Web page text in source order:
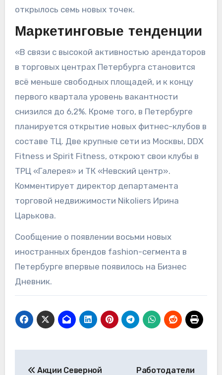
открылось семь новых точек.
Маркетинговые тенденции
«В связи с высокой активностью арендаторов
в торговых центрах Петербурга становится
всё меньше свободных площадей, и к концу
первого квартала уровень вакантности
снизился до 6,2%. Кроме того, в Петербурге
планируется открытие новых фитнес-клубов в
составе ТЦ. Две крупные сети из Москвы, DDX
Fitness и Spirit Fitness, откроют свои клубы в
ТРЦ «Галерея» и ТК «Невский центр».
Комментирует директор департамента
торговой недвижимости Nikoliers Ирина
Царькова.
Сообщение о появлении восьми новых
иностранных брендов fashion-сегмента в
Петербурге впервые появилось на Бизнес
Дневник.
Акции Северной
Работодатели